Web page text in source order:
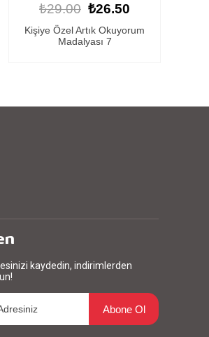
₺29.00 ₺26.50
Kişiye Özel Artık Okuyorum
Madalyası 5
kaydedin, indirimlerden
Abone Ol